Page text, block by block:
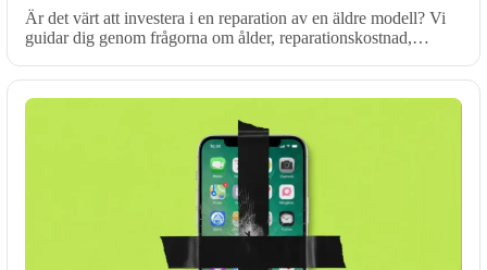
Är det värt att investera i en reparation av en äldre modell? Vi
guidar dig genom frågorna om ålder, reparationskostnad,…